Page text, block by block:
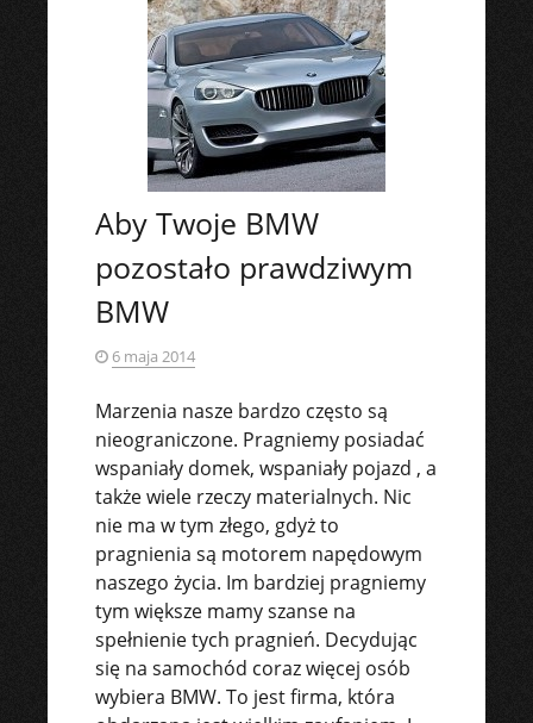
Aby Twoje BMW
pozostało prawdziwym
BMW
6 maja 2014
Marzenia nasze bardzo często są
nieograniczone. Pragniemy posiadać
wspaniały domek, wspaniały pojazd , a
także wiele rzeczy materialnych. Nic
nie ma w tym złego, gdyż to
pragnienia są motorem napędowym
naszego życia. Im bardziej pragniemy
tym większe mamy szanse na
spełnienie tych pragnień. Decydując
się na samochód coraz więcej osób
wybiera BMW. To jest firma, która